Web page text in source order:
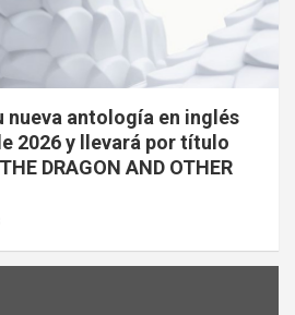
nueva antología en inglés
2026 y llevará por título
DRAGON AND OTHER